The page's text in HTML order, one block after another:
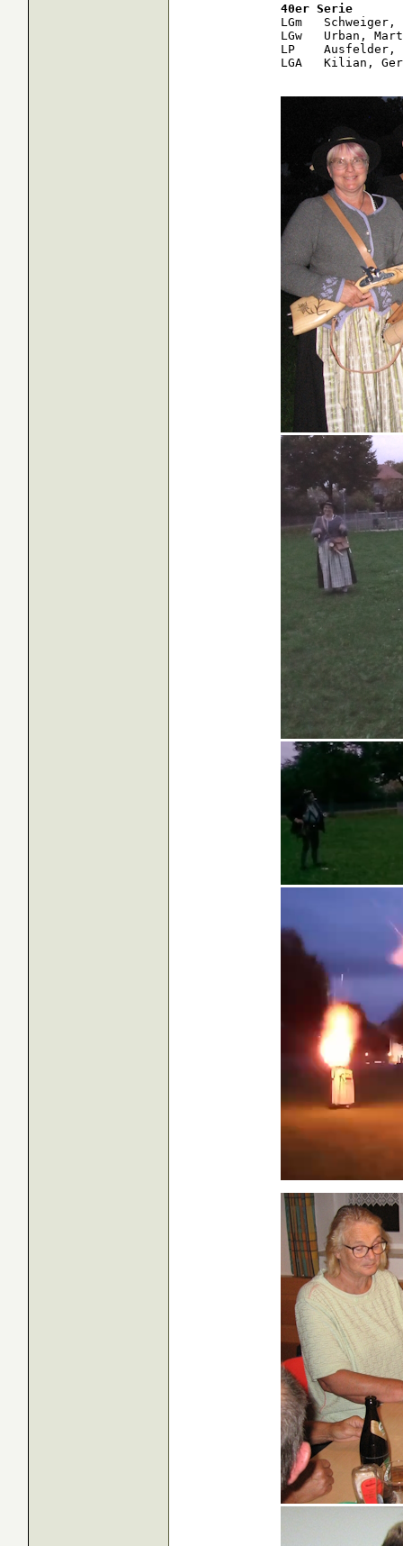
40er Serie
LGm
LGw   Urban,
LP    Ausfelder,
LGA   Kilian,